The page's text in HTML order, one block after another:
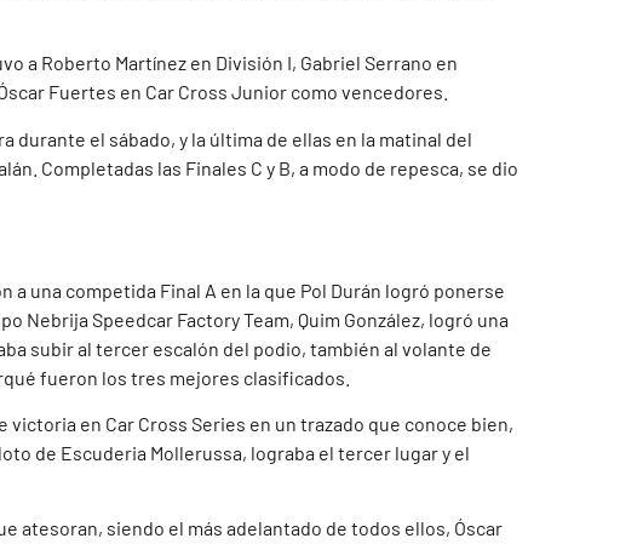
a Roberto Martínez en División I, Gabriel Serrano en
Fuertes en Car Cross Junior como vencedores.
durante el sábado, y la última de ellas en la matinal del
Completadas las Finales C y B, a modo de repesca, se dio
una competida Final A en la que Pol Durán logró ponerse
Nebrija Speedcar Factory Team, Quim González, logró una
subir al tercer escalón del podio, también al volante de
fueron los tres mejores clasificados.
en Car Cross Series en un trazado que conoce bien,
de Escuderia Mollerussa, lograba el tercer lugar y el
atesoran, siendo el más adelantado de todos ellos, Óscar